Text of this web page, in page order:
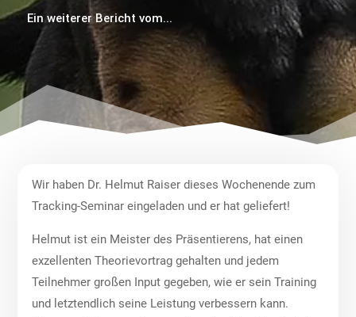
Ein weiterer Bericht vom...
Wir haben Dr. Helmut Raiser dieses Wochenende zum
Tracking-Seminar eingeladen und er hat geliefert!
Helmut ist ein Meister des Präsentierens, hat einen
exzellenten Theorievortrag gehalten und jedem
Teilnehmer großen Input gegeben, wie er sein Training
und letztendlich seine Leistung verbessern kann.